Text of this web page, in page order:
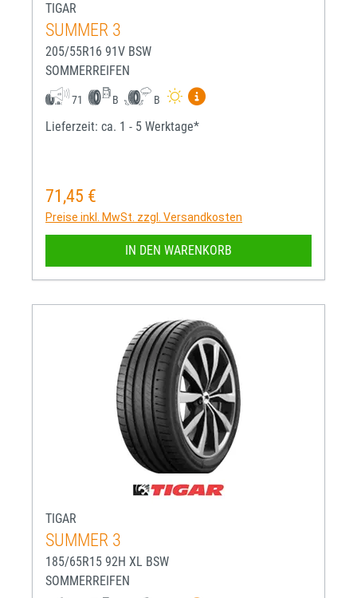
TIGAR
SUMMER 3
205/55R16 91V BSW
SOMMERREIFEN
71 B B
Mehr Informationen zum
Lieferzeit: ca. 1 - 5 Werktage*
Regulärer Preis:
71,45 €
Preise inkl. MwSt. zzgl. Versandkosten
IN DEN WARENKORB
TIGAR
SUMMER 3
185/65R15 92H XL BSW
SOMMERREIFEN